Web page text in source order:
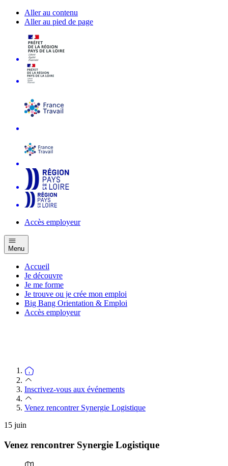
Aller au contenu
Aller au pied de page
Accès employeur
Menu
Accueil
Je découvre
Je me forme
Je trouve ou je crée mon emploi
Big Bang Orientation & Emploi
Accès employeur
Inscrivez-vous aux événements
Venez rencontrer Synergie Logistique
15 juin
Venez rencontrer Synergie Logistique